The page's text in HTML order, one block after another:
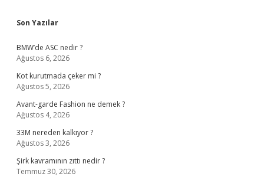
Sidebar
Son Yazılar
BMW’de ASC nedir ?
Ağustos 6, 2026
Kot kurutmada çeker mi ?
Ağustos 5, 2026
Avant-garde Fashion ne demek ?
Ağustos 4, 2026
33M nereden kalkıyor ?
Ağustos 3, 2026
Şirk kavramının zıttı nedir ?
Temmuz 30, 2026